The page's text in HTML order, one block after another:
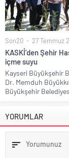
Son20 27 Temmuz
KASKİ’den Şehir
içme suyu
Kayseri Büyükşehir
Dr. Memduh
Büyükşehir
YORUMLAR